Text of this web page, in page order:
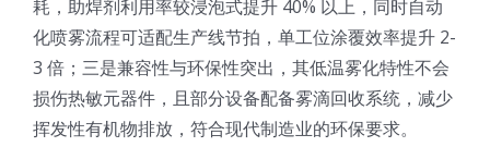
超声波喷雾成型系统
流量
耗，助焊剂利用率较浸泡式提升 40% 以上，同时自动
化喷雾流程可适配生产线节拍，单工位涂覆效率提升 2-
3 倍；三是兼容性与环保性突出，其低温雾化特性不会
损伤热敏元器件，且部分设备配备雾滴回收系统，减少
挥发性有机物排放，符合现代制造业的环保要求。